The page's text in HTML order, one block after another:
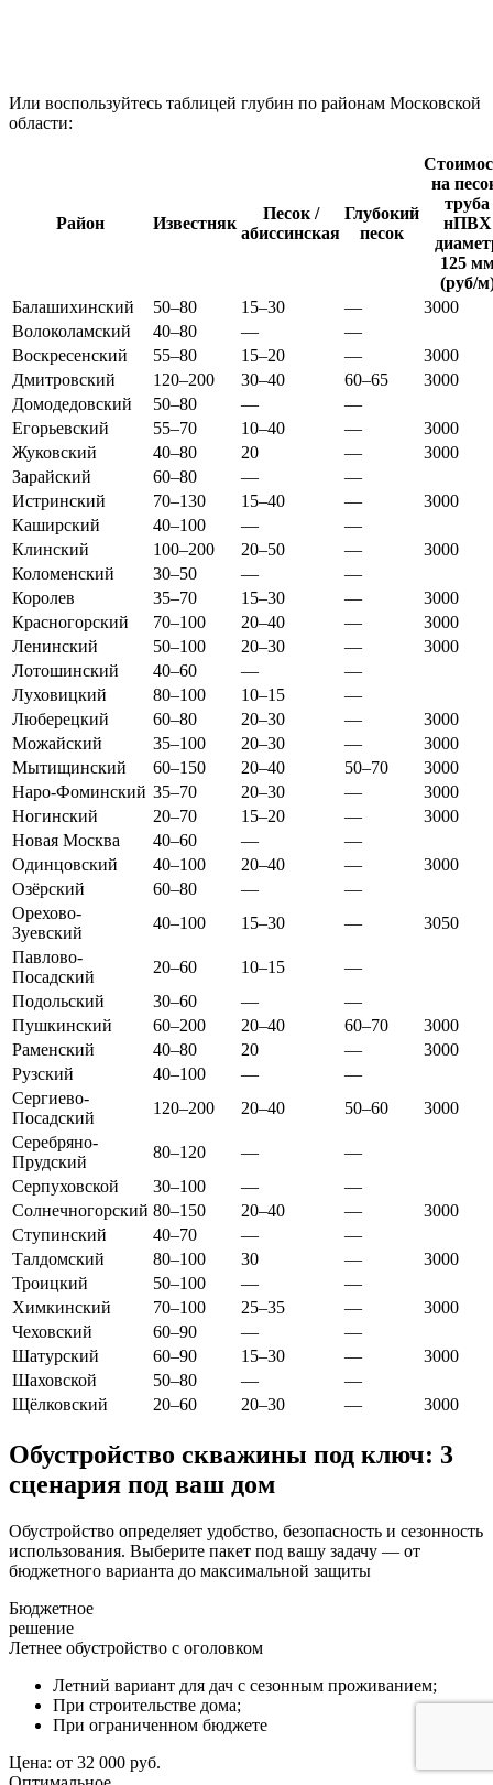
Или воспользуйтесь таблицей глубин по районам Московской
области:
Район Известняк
Песок /
абиссинская
Глубокий
песок
на
труба
нПВХ
125
(руб/
Балашихинский
50–80 15–30 —
3000
Волоколамский
40–80 —
—
Воскресенский
55–80 15–20 —
3000
Дмитровский
120–200 30–40 60–65
3000
Домодедовский
50–80 —
—
Егорьевский
55–70 10–40 —
3000
Жуковский
40–80 20 —
3000
Зарайский
60–80 —
—
Истринский
70–130 15–40 —
3000
Каширский
40–100 —
—
Клинский
100–200 20–50 —
3000
Коломенский
30–50 —
—
Королев
35–70 15–30 —
3000
Красногорский
70–100 20–40 —
3000
Ленинский
50–100 20–30 —
3000
Лотошинский
40–60 —
—
Луховицкий
80–100 10–15
—
Люберецкий
60–80 20–30 —
3000
Можайский
35–100 20–30 —
3000
Мытищинский
60–150 20–40 50–70
3000
Наро-Фоминский 35–70 20–30 —
3000
Ногинский
20–70 15–20 —
3000
Новая Москва
40–60 —
—
Одинцовский
40–100 20–40 —
3000
Озёрский
60–80 —
—
Орехово-
Зуевский
40–100 15–30 —
3050
Павлово-
Посадский
20–60 10–15
—
Подольский
30–60 —
—
Пушкинский
60–200 20–40 60–70
3000
Раменский
40–80 20 —
3000
Рузский
40–100 —
—
Сергиево-
Посадский
120–200 20–40 50–60
3000
Серебряно-
Прудский
80–120 —
—
Серпуховской
30–100 —
—
Солнечногорский 80–150 20–40 —
3000
Ступинский
40–70 —
—
Талдомский
80–100 30 —
3000
Троицкий
50–100 —
—
Химкинский
70–100 25–35 —
3000
Чеховский
60–90 —
—
Шатурский
60–90 15–30 —
3000
Шаховской
50–80 —
—
Щёлковский
20–60 20–30 — 3000
Обустройство скважины под ключ: 3
сценария под ваш дом
Обустройство определяет удобство, безопасность и сезонность
использования. Выберите пакет под вашу задачу — от
бюджетного варианта до максимальной защиты
Бюджетное
решение
Летнее обустройство с оголовком
Летний вариант для дач с сезонным проживанием;
При строительстве дома;
При ограниченном бюджете
Цена: от 32 000 руб.